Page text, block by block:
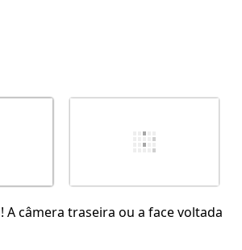
A câmera traseira ou a face voltada